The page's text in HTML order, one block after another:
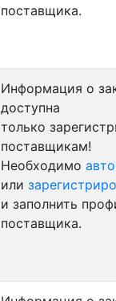
поставщика.
Информация о
доступна
только
поставщикам!
Необходимо
или
и заполнить
поставщика.